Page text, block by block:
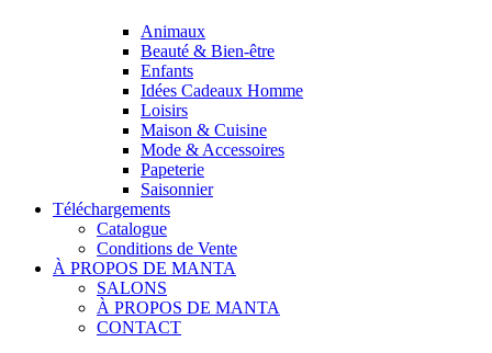
Animaux
Beauté & Bien-être
Enfants
Idées Cadeaux Homme
Loisirs
Maison & Cuisine
Mode & Accessoires
Papeterie
Saisonnier
Téléchargements
Catalogue
Conditions de Vente
À PROPOS DE MANTA
SALONS
À PROPOS DE MANTA
CONTACT